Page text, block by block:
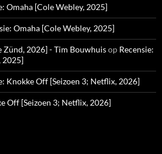
Omaha [Cole Webley, 2025]
Omaha [Cole Webley, 2025]
Zünd, 2026] - Tim Bouwhuisop Recensie:
2025]
Knokke Off [Seizoen 3; Netflix, 2026]
Off [Seizoen 3; Netflix, 2026]